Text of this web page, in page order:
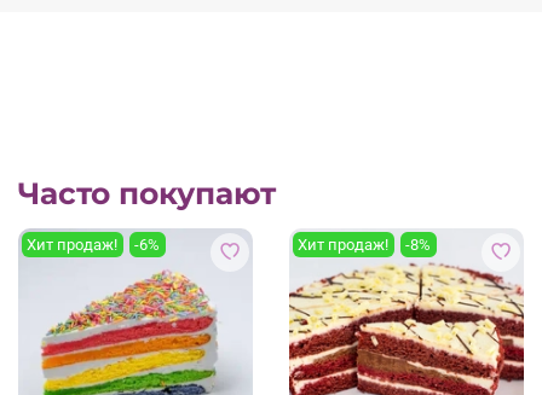
Часто покупают
Хит продаж! -6% Хит продаж! -8%